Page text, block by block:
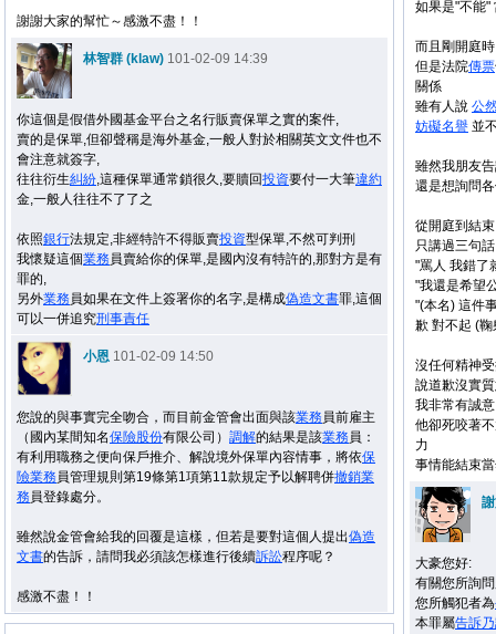
如果是"不能"
而且剛開庭
但是法院傳票
關係
雖有人說 公
妨礙名譽 並
雖然我朋友
還是想詢問
從開庭到結
只講過三句話
"罵人 我錯了
"我還是希望
"(本名) 這件
歉 對不起 (鞠
沒任何精神
說道歉沒實
我非常有誠
他卻死咬著
力
事情能結束
大豪您好:
有關您所詢
您所觸犯者為
本罪屬告訴
謝謝大家的幫忙～感激不盡！！
林智群 (klaw) 101-02-09 14:39
你這個是假借外國基金平台之名行販賣保單之實的案件,
賣的是保單,但卻聲稱是海外基金,一般人對於相關英文文件也不
會注意就簽字,
往往衍生糾紛,這種保單通常鎖很久,要贖回投資要付一大筆違約
金,一般人往往不了了之
依照銀行法規定,非經特許不得販賣投資型保單,不然可判刑
我懷疑這個業務 員賣給你的保單,是國內沒有特許的,那對方是有
罪的,
另外業務 員如果在文件上簽署你的名字,是構成偽造文書罪,這個
可以一併追究刑事責任
小恩 101-02-09 14:50
您說的與事實完全吻合，而目前金管會出面與該業務 員前雇主
（國內某間知名保險股份有限公司） 調解的結果是該業務 員：
有利用職務之便向保戶推介、解說境外保單內容情事，將依保
險業務 員管理規則第19條第1項第11款規定予以解聘併撤銷業
務 員登錄處分。
雖然說金管會給我的回覆是這樣，但若是要對這個人提出偽造
文書的告訴，請問我必須該怎樣進行後續訴訟程序呢？
感激不盡！！